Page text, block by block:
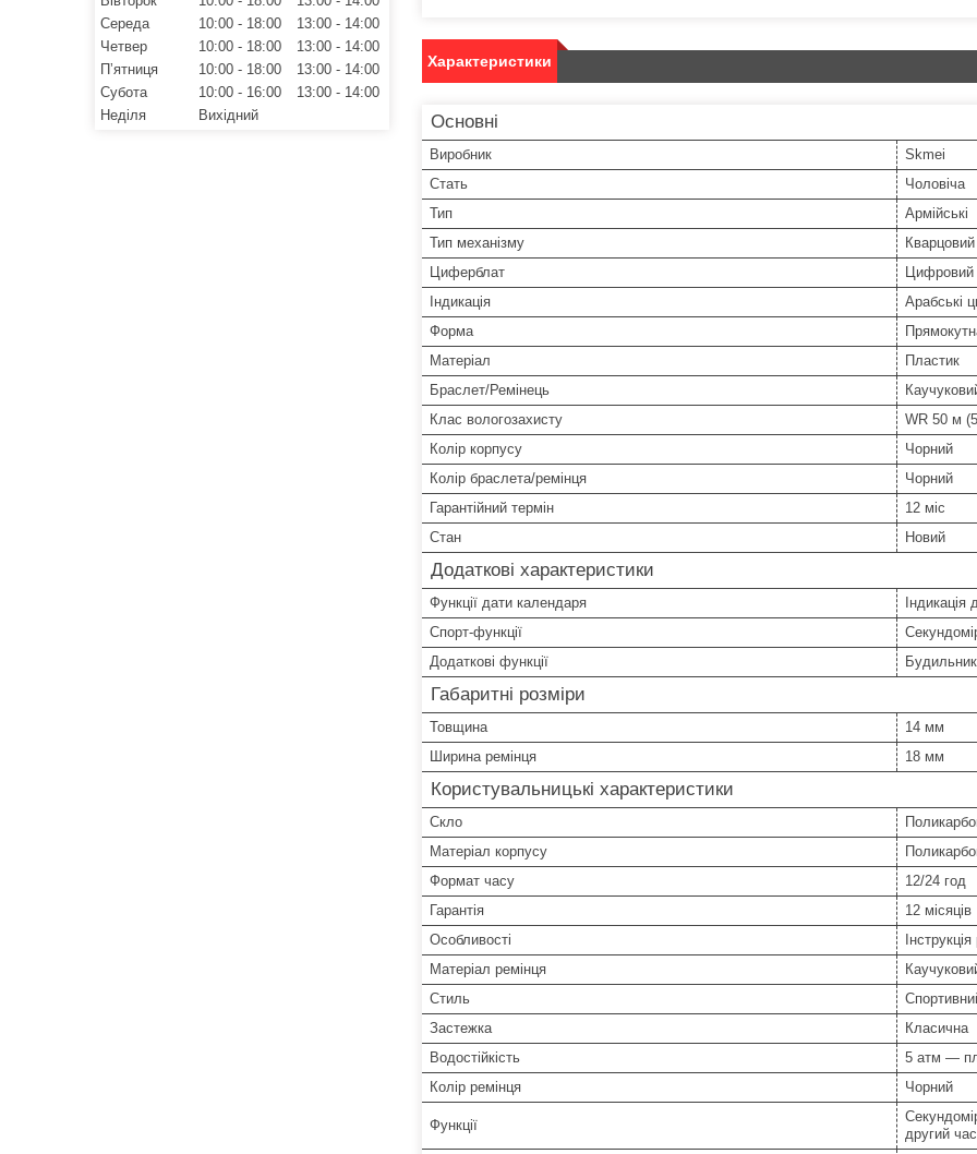
Характеристики
Основні
Виробник
Skmei
Стать
Чоловіча
Тип
Армійські
Тип механізму
Кварцовий
Циферблат
Цифровий
Індикація
Арабські
Форма
Матеріал
Пластик
Браслет/Ремінець
Клас вологозахисту
WR 50 м
Колір корпусу
Чорний
Колір браслета/ремінця
Чорний
Гарантійний термін
12 міс
Стан
Новий
Додаткові характеристики
Функції дати календаря
Спорт-функції
Додаткові функції
Габаритні розміри
Товщина
14 мм
Ширина ремінця
18 мм
Користувальницькі характеристики
Скло
Матеріал корпусу
Формат часу
12/24 год
Гарантія
12 місяців
Особливості
Матеріал ремінця
Стиль
Застежка
Класична
Водостійкість
5 атм —
Колір ремінця
Чорний
Функції
другий
Середа
10:00 18:00 13:00
14:00
Четвер
10:00 18:00 13:00
14:00
Пʼятниця
10:00 18:00 13:00
14:00
Субота
10:00 16:00 13:00
14:00
Неділя
Вихідний